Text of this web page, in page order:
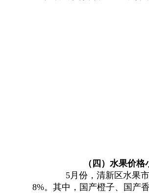
（ 四 ） 水果价格
5月份 ， 清新区水果
8%。其中 ， 国产橙子、国产